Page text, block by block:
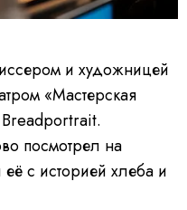
и художницей
«Мастерская
Breadportrait.
посмотрел на
с историей хлеба и